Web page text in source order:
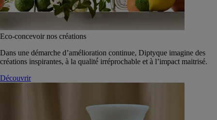
Eco-concevoir nos créations
Dans une démarche d’amélioration continue, Diptyque imagine des
créations inspirantes, à la qualité́ irréprochable et à l’impact maitrisé.
Découvrir